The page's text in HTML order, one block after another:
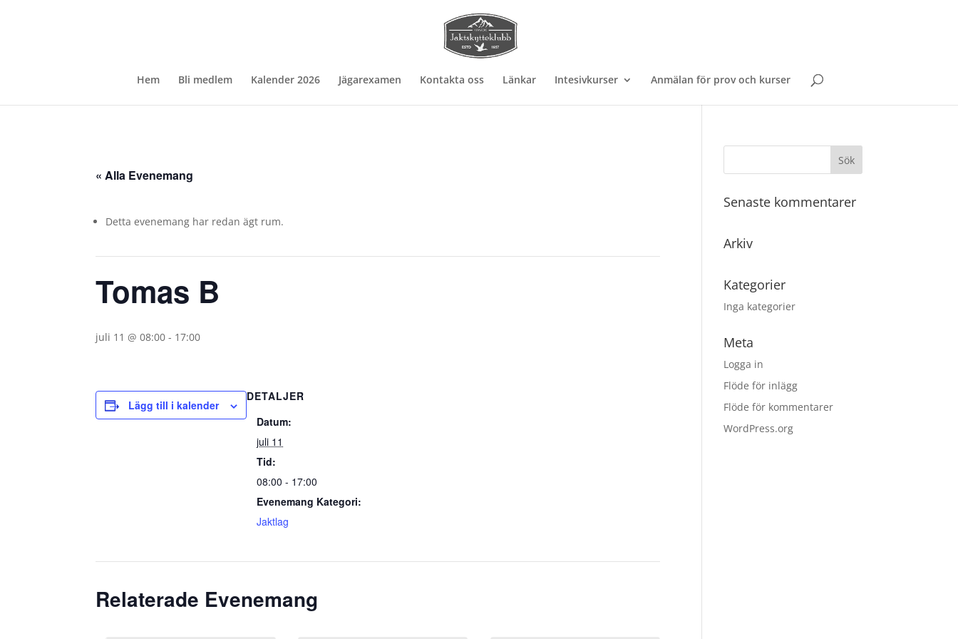
Hem Bli medlem Kalender 2026 Jägarexamen Kontakta oss Länkar Intesivkurser Anmälan för prov och kurser
« Alla Evenemang
Detta evenemang har redan ägt rum.
Tomas B
juli 11 @ 08:00 - 17:00
Lägg till i kalender
DETALJER
Datum:
juli 11
Tid:
08:00 - 17:00
Evenemang Kategori:
Jaktlag
Relaterade Evenemang
Senaste kommentarer
Arkiv
Kategorier
Inga kategorier
Meta
Logga in
Flöde för inlägg
Flöde för kommentarer
WordPress.org